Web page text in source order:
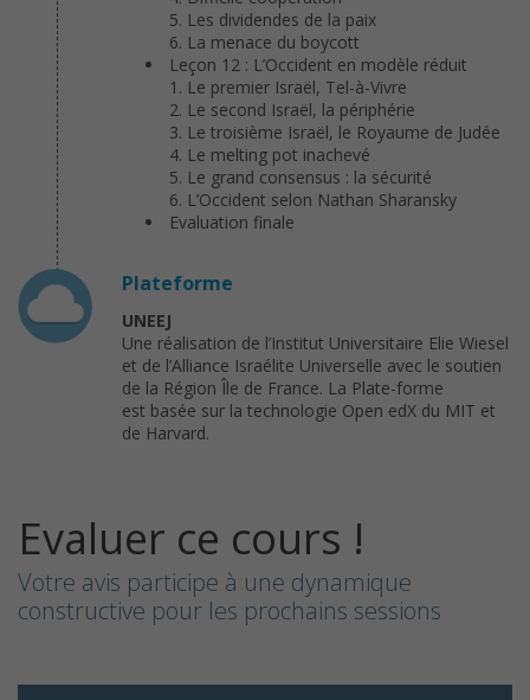
Les dividendes de la paix
La menace du boycott
Leçon 12 : L’Occident en modèle réduit
Le premier Israël, Tel-à-Vivre
Le second Israël, la périphérie
Le troisième Israël, le Royaume de Judée
Le melting pot inachevé
Le grand consensus : la sécurité
L’Occident selon Nathan Sharansky
Evaluation finale
Plateforme
UNEEJ
Une réalisation de l’Institut Universitaire Elie Wiesel
et de l’Alliance Israélite Universelle avec le soutien
de la Région Île de France. La Plate-forme
est basée sur la technologie Open edX du MIT et
de Harvard.
Evaluer ce cours !
Votre avis participe à une dynamique
constructive pour les prochains sessions